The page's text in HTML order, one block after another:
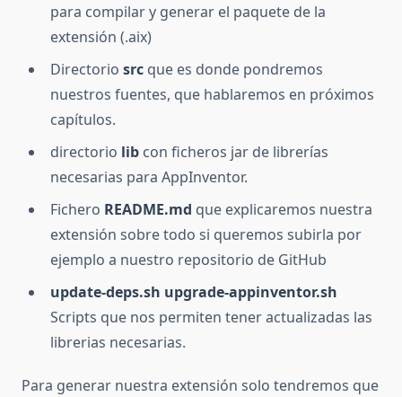
para compilar y generar el paquete de la
extensión (.aix)
Directorio src que es donde pondremos
nuestros fuentes, que hablaremos en próximos
capítulos.
directorio lib con ficheros jar de librerías
necesarias para AppInventor.
Fichero README.md que explicaremos nuestra
extensión sobre todo si queremos subirla por
ejemplo a nuestro repositorio de GitHub
update-deps.sh upgrade-appinventor.sh
Scripts que nos permiten tener actualizadas las
librerias necesarias.
Para generar nuestra extensión solo tendremos que